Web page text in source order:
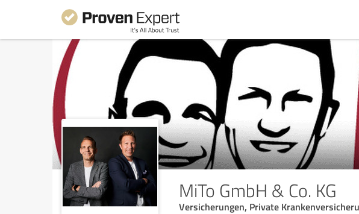
MiTo GmbH & Co. KG
Versicherungen, Private